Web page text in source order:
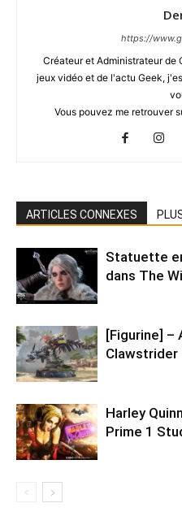
https://
Créateur et Administrateur de
jeux vidéo et de l'actu Geek,
Vous pouvez me retrouver
ARTICLES CONNEXES
Statuette
dans The
[Figurine] –
Clawstrider
Harley
Prime 1